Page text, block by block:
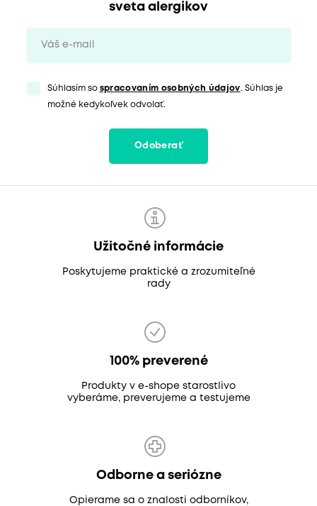
sveta alergikov
Súhlasím so spracovaním osobných údajov. Súhlas je
možné kedykoľvek odvolať.
Odoberať
Užitočné informácie
Poskytujeme praktické a zrozumiteľné
rady
100% preverené
Produkty v e-shope starostlivo
vyberáme, preverujeme a testujeme
Odborne a seriózne
Opierame sa o znalosti odborníkov,